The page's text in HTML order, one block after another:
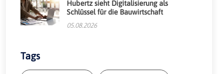
Hubertz sieht Digitalisierung als
Schlüssel für die Bauwirtschaft
05.08.2026
Tags